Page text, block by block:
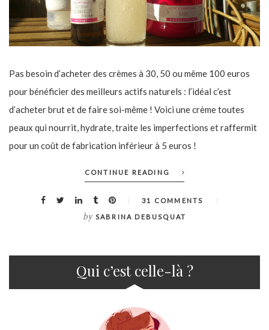
Pas besoin d’acheter des crèmes à 30, 50 ou même 100 euros
pour bénéficier des meilleurs actifs naturels : l’idéal c’est
d’acheter brut et de faire soi-même ! Voici une crème toutes
peaux qui nourrit, hydrate, traite les imperfections et raffermit
pour un coût de fabrication inférieur à 5 euros !
CONTINUE READING
31 COMMENTS
by SABRINA DEBUSQUAT
Qui c’est celle-là ?